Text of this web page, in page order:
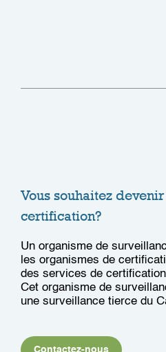
Vous souhaitez
certification?
Un organisme de
les organismes de
des services de
Cet organisme de
une surveillance tierce du
Contactez-nous